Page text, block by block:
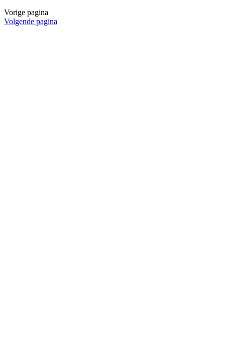
Vorige pagina
Volgende pagina